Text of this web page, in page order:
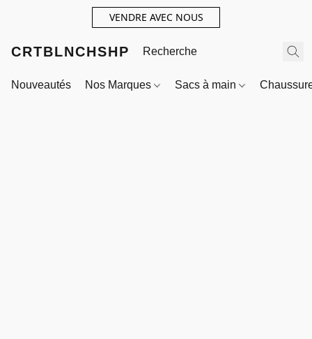
VENDRE AVEC NOUS
CRTBLNCHSHP
Nouveautés Nos Marques Sacs à main